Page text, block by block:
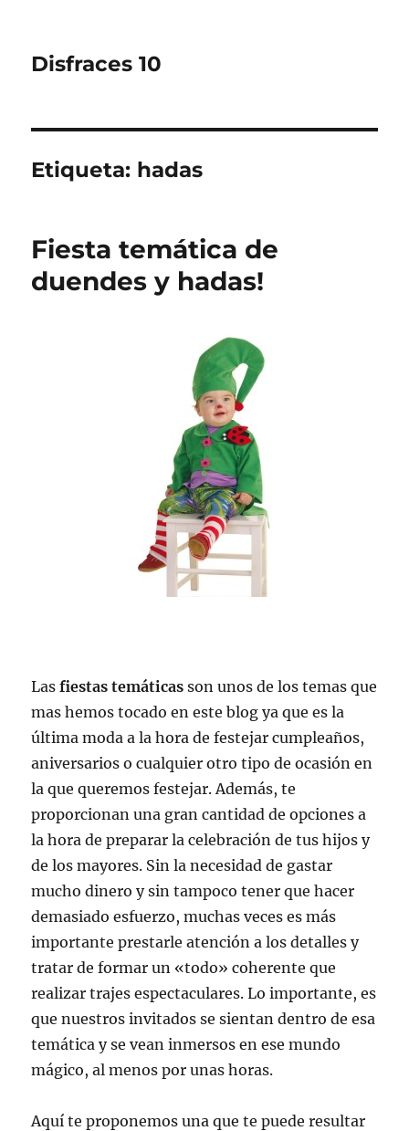
Disfraces 10
Etiqueta: hadas
Fiesta temática de
duendes y hadas!
Lasfiestas temáticas son unos de los temas que
mas hemos tocado en este blog ya que es la
última moda a la hora de festejar cumpleaños,
aniversarios o cualquier otro tipo de ocasión en
la que queremos festejar. Además, te
proporcionan una gran cantidad de opciones a
la hora de preparar la celebración de tus hijos y
de los mayores. Sin la necesidad de gastar
mucho dinero y sin tampoco tener que hacer
demasiado esfuerzo, muchas veces es más
importante prestarle atención a los detalles y
tratar de formar un «todo» coherente que
realizar trajes espectaculares. Lo importante, es
que nuestros invitados se sientan dentro de esa
temática y se vean inmersos en ese mundo
mágico, al menos por unas horas.
Aquí te proponemos una que te puede resultar